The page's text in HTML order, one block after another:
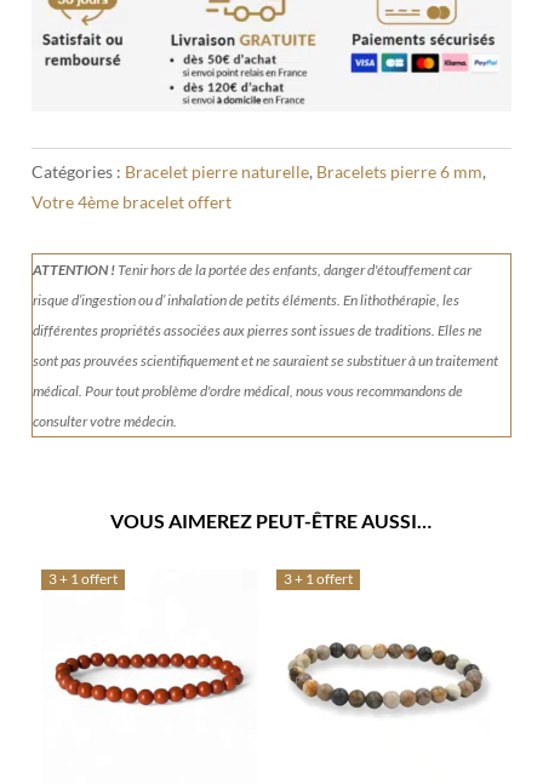
6mm
Catégories : Bracelet pierre naturelle, Bracelets pierre 6 mm,
Votre 4ème bracelet offert
ATTENTION !Tenirhors de la portée des enfants, danger d'étouffement car
risque d’ingestion ou d’ inhalation de petits éléments.En lithothérapie, les
différentes propriétés associées aux pierres sont issues de traditions. Elles ne
sont pas prouvées scientifiquement et ne sauraient se substituer à un traitement
médical. Pour tout problème d'ordre médical, nous vous recommandons de
consulter votre médecin.
VOUS AIMEREZ PEUT-ÊTRE AUSSI…
3 + 1 offert 3 + 1 offert